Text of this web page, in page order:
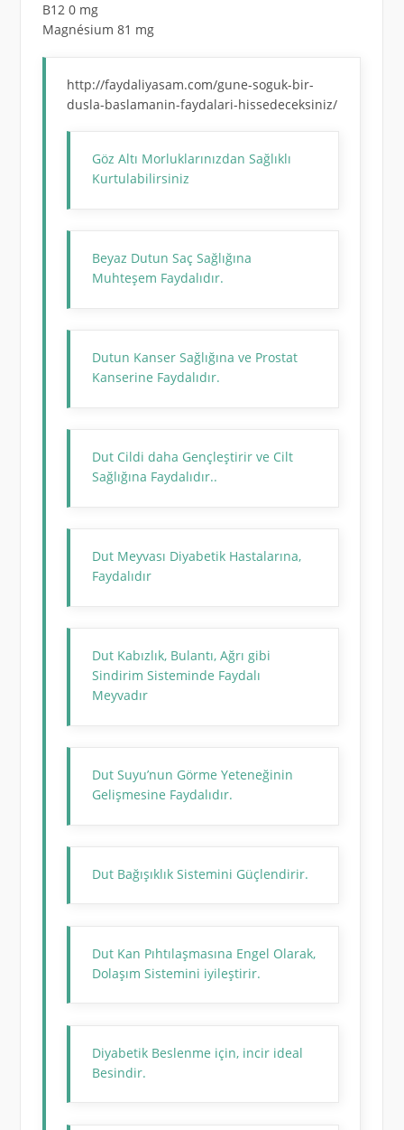
B12 0 mg
Magnésium 81 mg
http://faydaliyasam.com/gune-soguk-bir-
dusla-baslamanin-faydalari-hissedeceksiniz/
Göz Altı Morluklarınızdan Sağlıklı
Kurtulabilirsiniz
Beyaz Dutun Saç Sağlığına
Muhteşem Faydalıdır.
Dutun Kanser Sağlığına ve Prostat
Kanserine Faydalıdır.
Dut Cildi daha Gençleştirir ve Cilt
Sağlığına Faydalıdır..
Dut Meyvası Diyabetik Hastalarına,
Faydalıdır
Dut Kabızlık, Bulantı, Ağrı gibi
Sindirim Sisteminde Faydalı
Meyvadır
Dut Suyu’nun Görme Yeteneğinin
Gelişmesine Faydalıdır.
Dut Bağışıklık Sistemini Güçlendirir.
Dut Kan Pıhtılaşmasına Engel Olarak,
Dolaşım Sistemini iyileştirir.
Diyabetik Beslenme için, incir ideal
Besindir.